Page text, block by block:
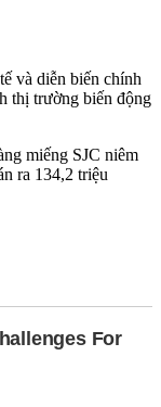
và diễn biến chính
thị trường biến động
miếng SJC niêm
ra 134,2 triệu